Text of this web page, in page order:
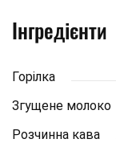
Інгредієнти
Горілка
Згущене молоко
Розчинна кава